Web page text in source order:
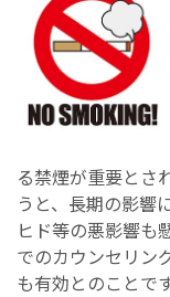
る禁煙が重要とさ
うと、長期の影響
ヒド等の悪影響も
でのカウンセリン
も有効とのことです